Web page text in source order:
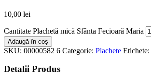
10,00 lei
Cantitate Plachetă mică Sfânta Fecioară Maria
Adaugă în coș
SKU: 00000582 6 Categorie: Plachete Etichete:
Detalii Produs